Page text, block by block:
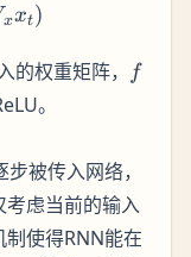
h_{t-1} +
xxt)
的权重矩阵， ff
。
被传入网络，
虑当前的输入
使得RNN能在